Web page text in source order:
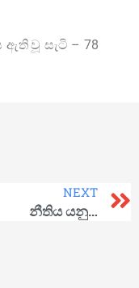
වූ සැටි – 78
NEXT
නීතිය යනු…